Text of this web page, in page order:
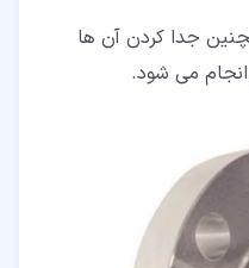
جدا کردن آن ها
می شود.